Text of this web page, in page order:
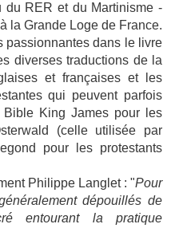
du RER et du Martinisme -
la Grande Loge de France.
passionnantes dans le livre
diverses traductions de la
et françaises et les
qui peuvent parfois
King James pour les
(celle utilisée par
pour les protestants
Philippe Langlet : "Pour
dépouillés de
entourant la pratique